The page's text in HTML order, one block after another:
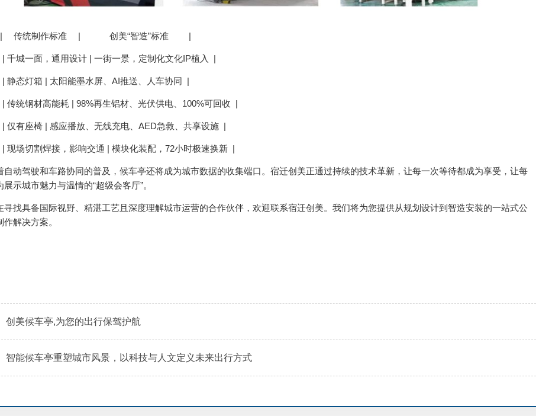
统制作标准 | 创美“智造”标准 |
城一面，通用设计 | 一街一景，定制化文化IP植入 |
态灯箱 | 太阳能墨水屏、AI推送、人车协同 |
统钢材高能耗 | 98%再生铝材、光伏供电、100%可回收 |
有座椅 | 感应播放、无线充电、AED急救、共享设施 |
场切割焊接，影响交通 | 模块化装配，72小时极速换新 |
驾驶和车路协同的普及，候车亭还将成为城市数据的收集端口。宿迁创美正通过持续的技术革新，让每一次等待都成为享受，让每
示城市魅力与温情的“超级会客厅”。
具备国际视野、精湛工艺且深度理解城市运营的合作伙伴，欢迎联系宿迁创美。我们将为您提供从规划设计到智造安装的一站式公
解决方案。
创美候车亭,为您的出行保驾护航
智能候车亭重塑城市风景，以科技与人文定义未来出行方式